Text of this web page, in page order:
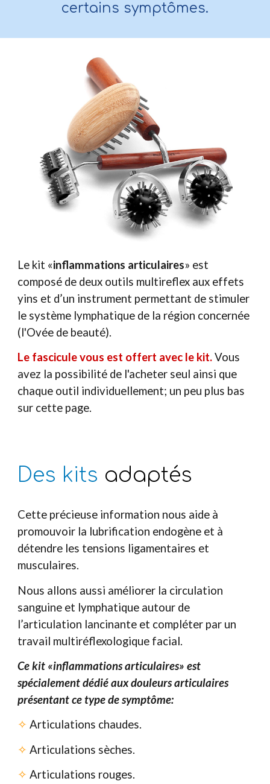
certains symptômes.
Le kit «inflammations articulaires» est
composé de deux outils multireflex aux effets
yins et d’un instrument permettant de stimuler
le système lymphatique de la région concernée
(l'Ovée de beauté).
Le fascicule vous est offert avec le kit.Vous
avez la possibilité de l'acheter seul ainsi que
chaque outil individuellement; un peu plus bas
sur cette page.
Des kits adaptés
Cette précieuse information nous aide à
promouvoir la lubrification endogène et à
détendre les tensions ligamentaires et
musculaires.
Nous allons aussi améliorer la circulation
sanguine et lymphatique autour de
l’articulation lancinante et compléter par un
travail multiréflexologique facial.
Ce kit «inflammations articulaires» est
spécialement dédié aux douleurs articulaires
présentant ce type de symptôme:
✧ Articulations chaudes.
✧ Articulations sèches.
✧ Articulations rouges.